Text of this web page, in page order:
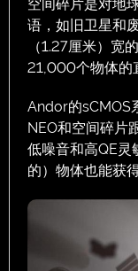
空间碎片是对地
语，如旧卫星和
（1.27厘米）
21,000个物体的
Andor的sCMOS
NEO和空间碎片
低噪音和高QE灵
的）物体也能获